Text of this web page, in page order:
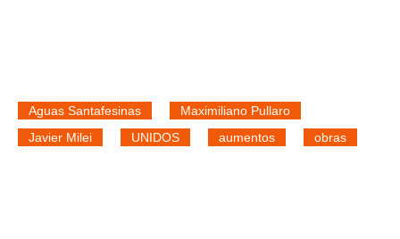
Aguas Santafesinas
Maximiliano Pullaro
Javier Milei
UNIDOS aumentos obras